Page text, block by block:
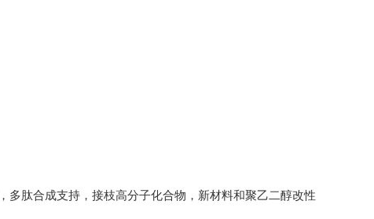
肽合成支持，接枝高分子化合物，新材料和聚乙二醇改性